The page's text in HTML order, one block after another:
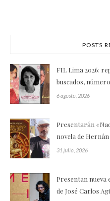
POSTS
FIL Lima 2026:
buscados,
6 agosto, 2026
Presentarán
novela de
31 julio, 2026
Presentan nueva
de José Carlos